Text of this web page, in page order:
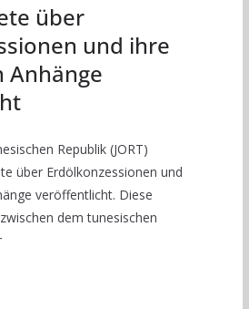
über
und ihre
Anhänge
Republik (JORT)
über Erdölkonzessionen und
veröffentlicht. Diese
dem tunesischen